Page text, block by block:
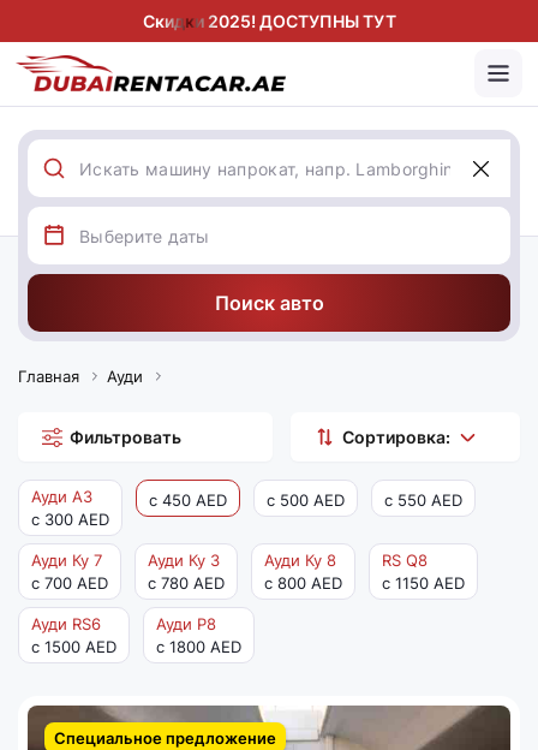
Скидки 2025! ДОСТУПНЫ ТУТ
Поиск авто
Главная Ауди
Фильтровать Сортировка:
Ауди А3
с 300 AED
с 450 AED с 500 AED с 550 AED
Ауди Ку 7
с 700 AED
Ауди Ку 3
с 780 AED
Ауди Ку 8
с 800 AED
RS Q8
с 1150 AED
Ауди RS6
с 1500 AED
Ауди Р8
с 1800 AED
Специальное предложение